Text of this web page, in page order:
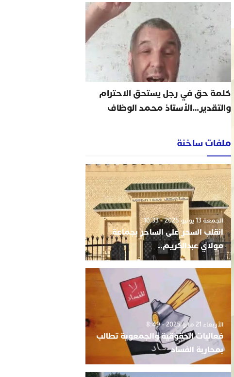
كلمة حق في رجل يستحق الاحترام
والتقدير…الأستاذ محمد الوظاف
ملفات ساخنة
الجمعة 13 يونيو 2025 - 10:33
انقلب السحر على الساحر بجماعة
مولاي عبدالكريم..
الأربعاء 21 مايو 2025 - 8:49
فعاليات الحقوقية والجمعوية تطالب
بمحاربة الفساد